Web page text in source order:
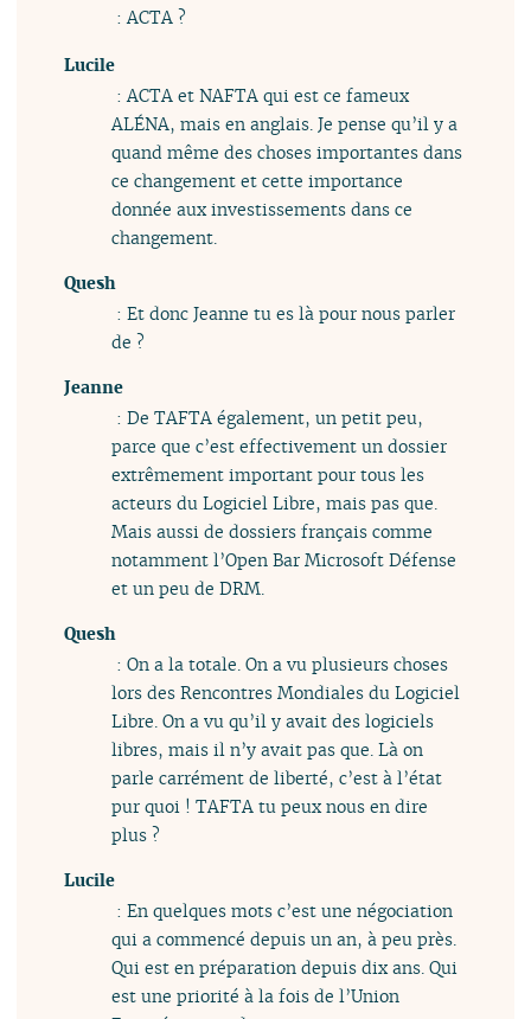
: ACTA ?
Lucile
: ACTA et NAFTA qui est ce fameux
ALÉNA, mais en anglais. Je pense qu’il y a
quand même des choses importantes dans
ce changement et cette importance
donnée aux investissements dans ce
changement.
Quesh
: Et donc Jeanne tu es là pour nous parler
de ?
Jeanne
: De TAFTA également, un petit peu,
parce que c’est effectivement un dossier
extrêmement important pour tous les
acteurs du Logiciel Libre, mais pas que.
Mais aussi de dossiers français comme
notamment l’Open Bar Microsoft Défense
et un peu de DRM.
Quesh
: On a la totale. On a vu plusieurs choses
lors des Rencontres Mondiales du Logiciel
Libre. On a vu qu’il y avait des logiciels
libres, mais il n’y avait pas que. Là on
parle carrément de liberté, c’est à l’état
pur quoi ! TAFTA tu peux nous en dire
plus ?
Lucile
: En quelques mots c’est une négociation
qui a commencé depuis un an, à peu près.
Qui est en préparation depuis dix ans. Qui
est une priorité à la fois de l’Union